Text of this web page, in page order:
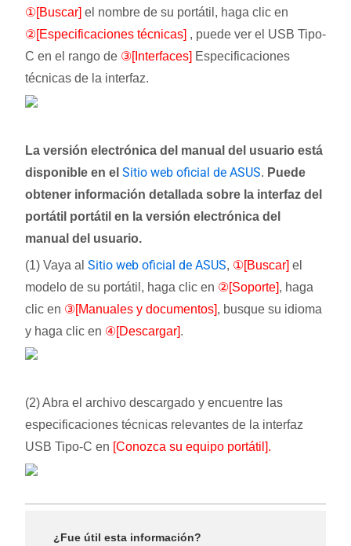
①[Buscar] el nombre de su portátil, haga clic en
②[Especificaciones técnicas] , puede ver el USB Tipo-
C en el rango de ③[Interfaces] Especificaciones
técnicas de la interfaz.
La versión electrónica del manual del usuario está
disponible en el Sitio web oficial de ASUS. Puede
obtener información detallada sobre la interfaz del
portátil portátil en la versión electrónica del
manual del usuario.
(1) Vaya al Sitio web oficial de ASUS, ①[Buscar] el
modelo de su portátil, haga clic en ②[Soporte], haga
clic en ③[Manuales y documentos], busque su idioma
y haga clic en ④[Descargar].
(2) Abra el archivo descargado y encuentre las
especificaciones técnicas relevantes de la interfaz
USB Tipo-C en [Conozca su equipo portátil].
¿Fue útil esta información?